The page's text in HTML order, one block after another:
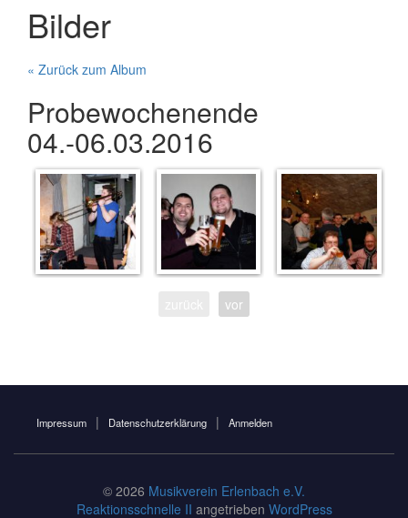
Bilder
« Zurück zum Album
Probewochenende
04.-06.03.2016
vor
Impressum Datenschutzerklärung Anmelden
© 2026 Musikverein Erlenbach e.V.
Reaktionsschnelle II angetrieben WordPress